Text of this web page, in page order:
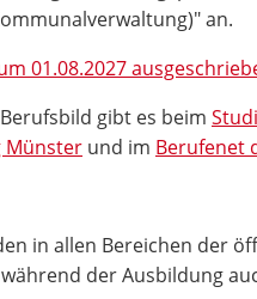
an.
01.08.2027
gibt es beim
Münster und im Berufenet
in allen Bereichen der
der Ausbildung